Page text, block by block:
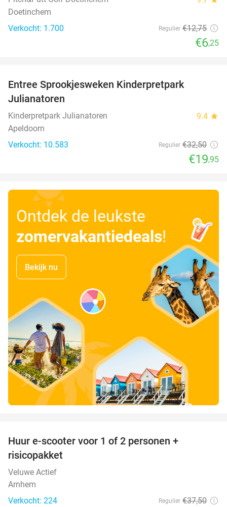
Doetinchem
Verkocht: 1.700
Regulier €12,75
€6,25
Entree Sprookjesweken Kinderpretpark
Julianatoren
Kinderpretpark Julianatoren 9.4 star
Apeldoorn
Verkocht: 10.583
Regulier €32,50
€19,95
Ontdek de leukste
zomervakantiedeals!
Bekijk nu
Huur e-scooter voor 1 of 2 personen +
risicopakket
Veluwe Actief
Arnhem
Verkocht: 224
Regulier €37,50